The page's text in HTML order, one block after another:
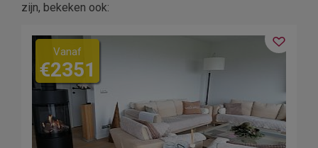
zijn, bekeken ook:
Vanaf
€2351